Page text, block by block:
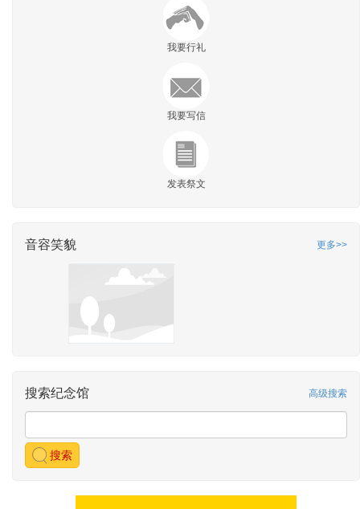
我要行礼
我要写信
发表祭文
音容笑貌 更多>>
搜索纪念馆 高级搜索
搜索